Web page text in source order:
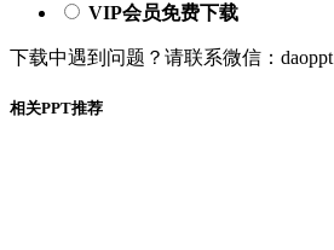
VIP会员免费下载
下载中遇到问题？请联系微信：daoppt
相关PPT推荐